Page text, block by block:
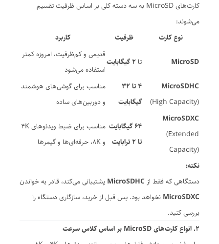
کارت‌های MicroSD به سه دسته کلی بر اساس ظرفیت تقسیم
می‌شوند:
نوع کارت
ظرفیت کاربرد
MicroSD تا 2 گیگابایت
قدیمی و کم‌ظرفیت، امروزه کمتر
استفاده می‌شود
MicroSDHC
(High Capacity)
4 تا 32
گیگابایت
مناسب برای گوشی‌های هوشمند
و دوربین‌های ساده
MicroSDXC
(Extended
Capacity)
64 گیگابایت
تا 2 ترابایت
مناسب برای ضبط ویدئوهای 4K
و 8K، حرفه‌ای‌ها و گیمرها
نکته:
دستگاهی که فقط از MicroSDHC پشتیبانی می‌کند، قادر به خواندن
MicroSDXC نخواهد بود. پس قبل از خرید، سازگاری دستگاه را
بررسی کنید.
۲. انواع کارت‌های MicroSD بر اساس کلاس سرعت